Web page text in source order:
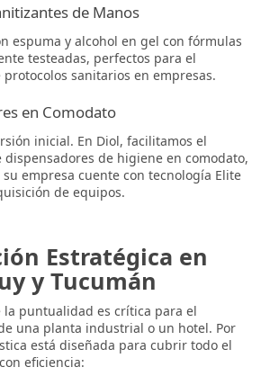
de Manos
espuma y alcohol en gel con fórmulas
testeadas, perfectos para el
sanitarios en empresas.
en Comodato
inicial. En Diol, facilitamos el
de higiene en comodato,
empresa cuente con tecnología Elite
de equipos.
Estratégica en
y Tucumán
la puntualidad es crítica para el
una planta industrial o un hotel. Por
está diseñada para cubrir todo el
con eficiencia: